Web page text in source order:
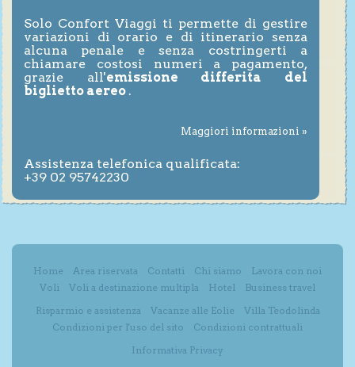
Solo Confort Viaggi ti permette di gestire
variazioni di orario e di itinerario senza
alcuna penale e senza costringerti a
chiamare costosi numeri a pagamento,
grazie all'emissione differita del
biglietto aereo .
Maggiori informazioni »
Assistenza telefonica qualificata:
+39 02 95742230
Home Area riservata Contatti Chi siamo
Lavora con noi
Voli
Voli a destinazione multipla Hotel
Business travel
Risparmio e assistenza
Vacanze alle Eolie
Villa Teodolinda
Condizioni per l'uso del sito
Condizioni contrattuali
Informativa Privacy